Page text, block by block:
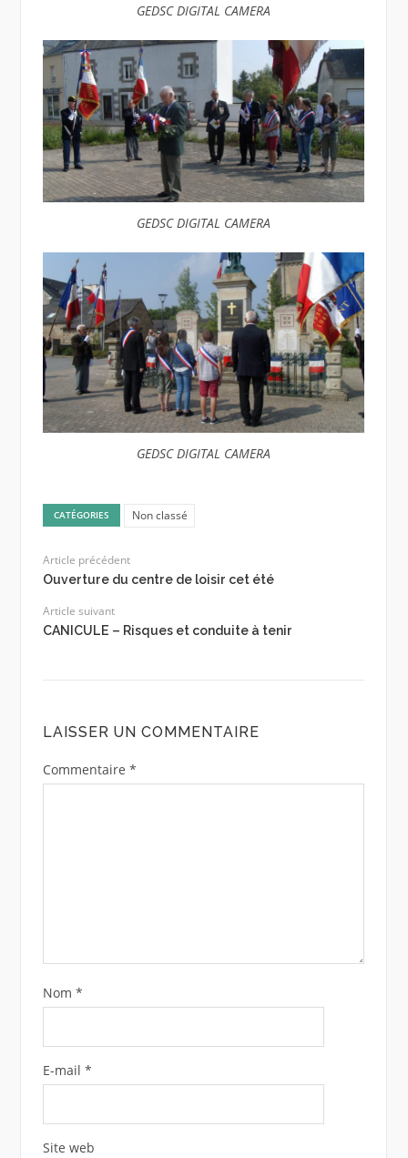
GEDSC DIGITAL CAMERA
GEDSC DIGITAL CAMERA
GEDSC DIGITAL CAMERA
CATÉGORIES Non classé
Article précédent
Ouverture du centre de loisir cet été
Article suivant
CANICULE – Risques et conduite à tenir
LAISSER UN COMMENTAIRE
Commentaire *
Nom *
E-mail *
Site web